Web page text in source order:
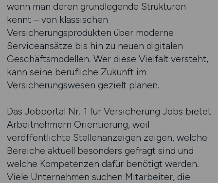
wenn man deren grundlegende Strukturen
kennt – von klassischen
Versicherungsprodukten über moderne
Serviceansätze bis hin zu neuen digitalen
Geschäftsmodellen. Wer diese Vielfalt versteht,
kann seine berufliche Zukunft im
Versicherungswesen gezielt planen.
Das Jobportal Nr. 1 für Versicherung Jobs bietet
Arbeitnehmern Orientierung, weil
veröffentlichte Stellenanzeigen zeigen, welche
Bereiche aktuell besonders gefragt sind und
welche Kompetenzen dafür benötigt werden.
Viele Unternehmen suchen Mitarbeiter, die